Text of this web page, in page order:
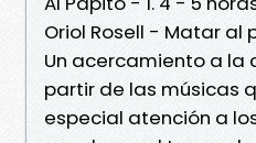
Oriol Rosell - Matar al
Un acercamiento a la
partir de las músicas
especial atención a